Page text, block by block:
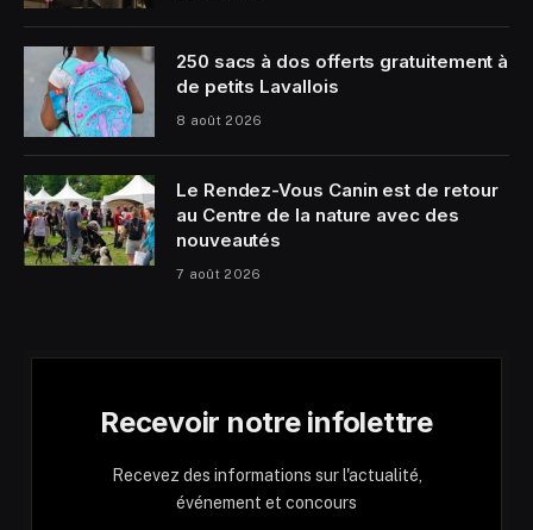
250 sacs à dos offerts gratuitement à
de petits Lavallois
8 août 2026
Le Rendez-Vous Canin est de retour
au Centre de la nature avec des
nouveautés
7 août 2026
Recevoir notre infolettre
Recevez des informations sur l'actualité,
événement et concours